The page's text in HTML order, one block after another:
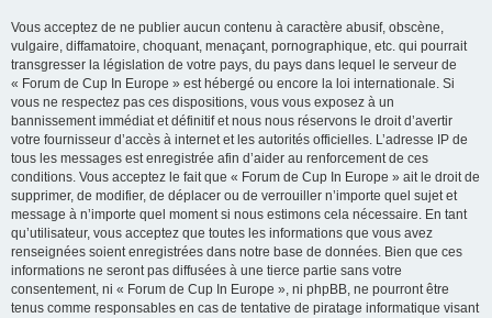
Vous acceptez de ne publier aucun contenu à caractère abusif, obscène,
vulgaire, diffamatoire, choquant, menaçant, pornographique, etc. qui pourrait
transgresser la législation de votre pays, du pays dans lequel le serveur de
« Forum de Cup In Europe » est hébergé ou encore la loi internationale. Si
vous ne respectez pas ces dispositions, vous vous exposez à un
bannissement immédiat et définitif et nous nous réservons le droit d’avertir
votre fournisseur d’accès à internet et les autorités officielles. L’adresse IP de
tous les messages est enregistrée afin d’aider au renforcement de ces
conditions. Vous acceptez le fait que « Forum de Cup In Europe » ait le droit de
supprimer, de modifier, de déplacer ou de verrouiller n’importe quel sujet et
message à n’importe quel moment si nous estimons cela nécessaire. En tant
qu’utilisateur, vous acceptez que toutes les informations que vous avez
renseignées soient enregistrées dans notre base de données. Bien que ces
informations ne seront pas diffusées à une tierce partie sans votre
consentement, ni « Forum de Cup In Europe », ni phpBB, ne pourront être
tenus comme responsables en cas de tentative de piratage informatique visant